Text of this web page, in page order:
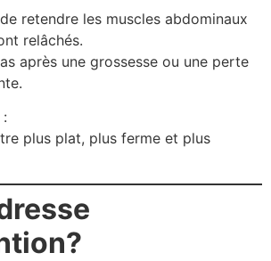
retendre les muscles abdominaux
relâchés.
après une grossesse ou une perte
plus plat, plus ferme et plus